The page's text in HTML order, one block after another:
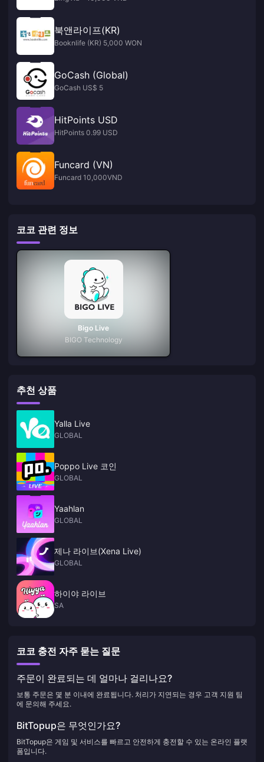
북앤라이프(KR)
Booknlife (KR) 5,000 WON
GoCash (Global)
GoCash US$ 5
HitPoints USD
HitPoints 0.99 USD
Funcard (VN)
Funcard 10,000VND
코코 관련 정보
Bigo Live
BIGO Technology
추천 상품
Yalla Live
GLOBAL
Poppo Live 코인
GLOBAL
Yaahlan
GLOBAL
제나 라이브(Xena Live)
GLOBAL
하이야 라이브
SA
코코 충전 자주 묻는 질문
주문이 완료되는 데 얼마나 걸리나요?
보통 주문은 몇 분 이내에 완료됩니다. 처리가 지연되는 경우 고객 지원 팀
에 문의해 주세요.
BitTopup은 무엇인가요?
BitTopup은 게임 및 서비스를 빠르고 안전하게 충전할 수 있는 온라인 플랫
폼입니다.